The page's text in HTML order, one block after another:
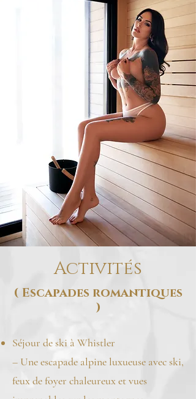
Activités
( Escapades romantiques
)
Séjour de ski à Whistler
– Une escapade alpine luxueuse avec ski,
feux de foyer chaleureux et vues